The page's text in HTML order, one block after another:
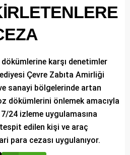
karşı denetimler
Çevre Zabıta Amirliği
sanayi bölgelerinde artan
dökümlerini önlemek amacıyla
24 izleme uygulamasına
edilen kişi ve araç
para cezası uygulanıyor.